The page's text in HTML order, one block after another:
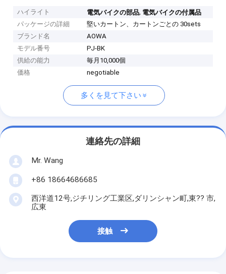
ハイライト 電気バイクの部品, 電気バイクの付属品
パッケージの詳細
堅いカートン、カートンごとの 30sets
ブランド名
AOWA
モデル番号
PJ-BK
供給の能力
毎月10,000個
価格
negotiable
多くを見て下さい
連絡先の詳細
Mr. Wang
+86 18664686685
西洋道12号,ジチリング工業区,ダリンシャン町,東?? 市,
広東
接触